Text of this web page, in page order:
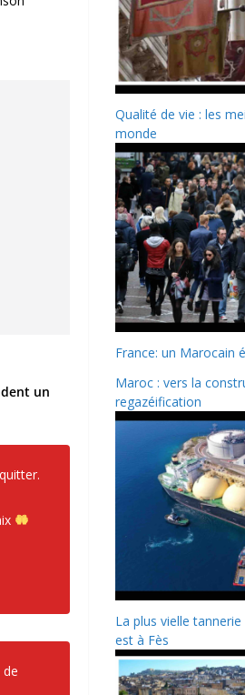
un
Qualité de vie : les
monde
France: un Marocain
Maroc : vers la
regazéification
La plus vielle
est à Fès